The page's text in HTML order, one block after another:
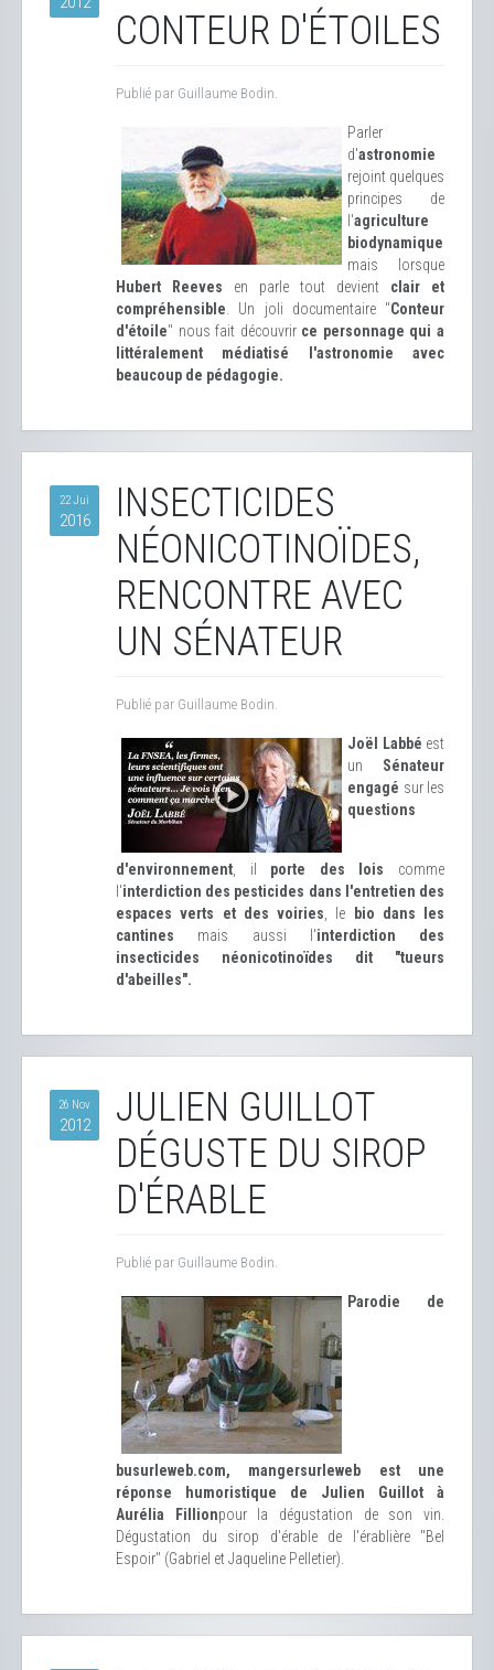
CONTEUR D'ÉTOILES
Publié par Guillaume Bodin.
Parler
d'astronomie
rejoint quelques
principes de
l'agriculture
biodynamique
mais lorsque
Hubert Reeves en parle tout devient clair et
compréhensible . Un joli documentaire "Conteur
d'étoile" nous fait découvrir ce personnage qui a
littéralement médiatisé l'astronomie avec
beaucoup de pédagogie.
22 Jui
2016
INSECTICIDES
NÉONICOTINOÏDES,
RENCONTRE AVEC
UN SÉNATEUR
Publié par Guillaume Bodin.
Joël Labbé est
un Sénateur
engagé sur les
questions
d'environnement , il porte des lois comme
l'interdiction des pesticides dans l'entretien des
espaces verts et des voiries , le
bio dans les
cantines mais aussi l'interdiction des
insecticides néonicotinoïdes dit "tueurs
d'abeilles".
26 Nov
2012
JULIEN GUILLOT
DÉGUSTE DU SIROP
D'ÉRABLE
Publié par Guillaume Bodin.
Parodie de
busurleweb.com, mangersurleweb est une
réponse humoristique de Julien Guillot à
Aurélia Fillionpour la dégustation de son vin.
Dégustation du sirop d'érable de l'érablière "Bel
Espoir" (Gabriel et Jaqueline Pelletier).